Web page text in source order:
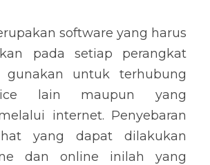
software yang harus
pada setiap perangkat
gunakan untuk terhubung
lain maupun yang
internet. Penyebaran
yang dapat dilakukan
dan online inilah yang